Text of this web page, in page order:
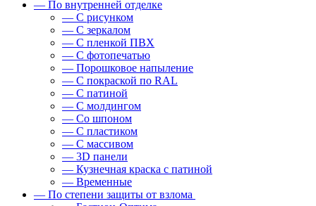
— По внутренней отделке
— С рисунком
— С зеркалом
— С пленкой ПВХ
— С фотопечатью
— Порошковое напыление
— С покраской по RAL
— С патиной
— С молдингом
— Со шпоном
— С пластиком
— С массивом
— 3D панели
— Кузнечная краска с патиной
— Временные
— По степени защиты от взлома